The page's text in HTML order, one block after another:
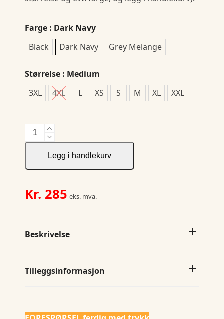
Farge : Dark Navy
Black
Dark Navy Grey Melange
Størrelse : Medium
3XL
4XL L XS S M XL XXL
Basic
Active
antall
Legg i handlekurv
Kr. 285 eks. mva.
Beskrivelse
Tilleggsinformasjon